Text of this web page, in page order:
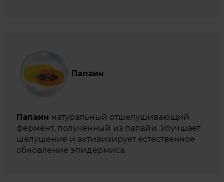
Папаин
Папаин натуральный отшелушивающий
фермент, полученный из папайи. Улучшает
шелушение и активизирует естественное
обновление эпидермиса.